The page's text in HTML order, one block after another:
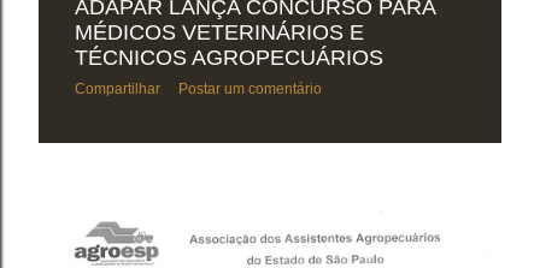
ADAPAR LANÇA CONCURSO PARA
MÉDICOS VETERINÁRIOS E
TÉCNICOS AGROPECUÁRIOS
Compartilhar Postar um comentário